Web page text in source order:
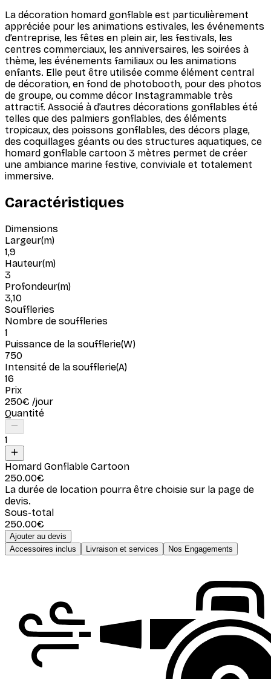
La décoration homard gonflable est particulièrement
appréciée pour les animations estivales, les événements
d’entreprise, les fêtes en plein air, les festivals, les
centres commerciaux, les anniversaires, les soirées à
thème, les événements familiaux ou les animations
enfants. Elle peut être utilisée comme élément central
de décoration, en fond de photobooth, pour des photos
de groupe, ou comme décor Instagrammable très
attractif. Associé à d’autres décorations gonflables été
telles que des palmiers gonflables, des éléments
tropicaux, des poissons gonflables, des décors plage,
des coquillages géants ou des structures aquatiques, ce
homard gonflable cartoon 3 mètres permet de créer
une ambiance marine festive, conviviale et totalement
immersive.
Caractéristiques
Dimensions
Largeur(m)
1,9
Hauteur(m)
3
Profondeur(m)
3,10
Souffleries
Nombre de souffleries
1
Puissance de la soufflerie(W)
750
Intensité de la soufflerie(A)
16
Prix
250€ /jour
Quantité
1
Homard Gonflable Cartoon
250.00€
La durée de location pourra être choisie sur la page de
devis.
Sous-total
250.00€
Ajouter au devis
Accessoires inclus
Livraison et services Nos Engagements